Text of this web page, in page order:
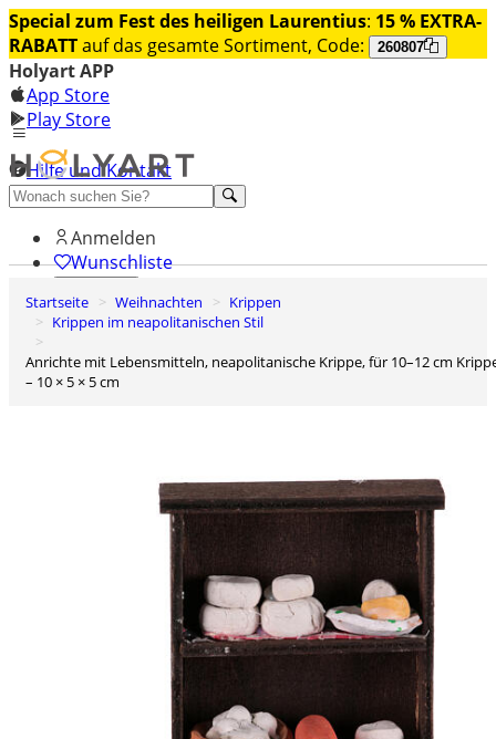
Special zum Fest des heiligen Laurentius: 15 % EXTRA-
RABATTauf das gesamte Sortiment, Code: 260807
Holyart APP
App Store
Play Store
Hilfe und Kontakt
Entdecken Sie Premium
Anmelden
Wunschliste
0
Warenkorb
Startseite Weihnachten
Krippen
Krippen im neapolitanischen Stil
Anrichte mit Lebensmitteln, neapolitanische Krippe, für 10–12 cm Krippe
– 10 × 5 × 5 cm